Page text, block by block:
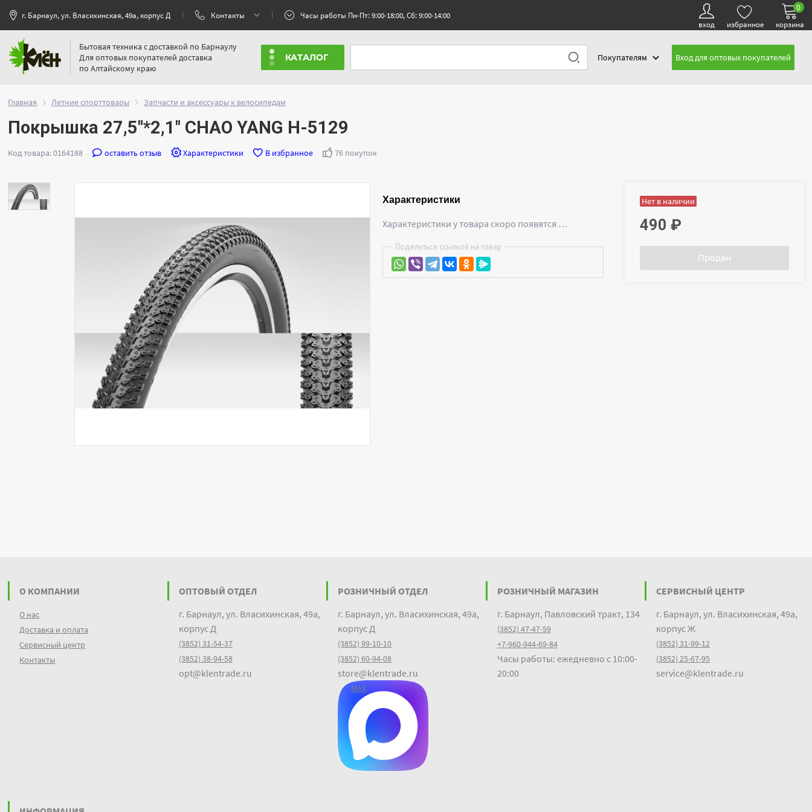
г. Барнаул, ул. Власихинская, 49а, корпус Д Контакты Часы работы Пн-Пт: 9:00-18:00, Сб: 9:00-14:00
вход избранное корзина
0
Бытовая техника с доставкой по Барнаулу
Для оптовых покупателей доставка
по Алтайскому краю
КАТАЛОГ Покупателям Вход для оптовых покупателей
Главная Летние спорттовары Запчасти и аксессуары к велосипедам
Покрышка 27,5"*2,1" CHAO YANG H-5129
Код товара: 0164188 оставить отзыв Характеристики В избранное 76 покупок
Характеристики
Характеристики у товара скоро появятся …
Поделиться ссылкой на товар
Нет в наличии
490 ₽
Продан
О КОМПАНИИ
О нас
Доставка и оплата
Сервисный центр
Контакты
ОПТОВЫЙ ОТДЕЛ
г. Барнаул, ул. Власихинская, 49а,
корпус Д
(3852) 31-54-37
(3852) 38-94-58
opt@klentrade.ru
РОЗНИЧНЫЙ ОТДЕЛ
г. Барнаул, ул. Власихинская, 49а,
корпус Д
(3852) 99-10-10
(3852) 60-94-08
store@klentrade.ru
MAX
РОЗНИЧНЫЙ МАГАЗИН
г. Барнаул, Павловский тракт, 134
(3852) 47-47-59
+7-960-944-69-84
Часы работы: ежедневно с 10:00-
20:00
СЕРВИСНЫЙ ЦЕНТР
г. Барнаул, ул. Власихинская, 49а,
корпус Ж
(3852) 31-99-12
(3852) 25-67-95
service@klentrade.ru